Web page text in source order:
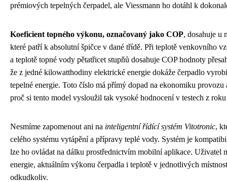
prémiových tepelných čerpadel, ale Viessmann ho dotáhl k
Koeficient topného výkonu, označovaný jako COP, dosahuje u
které patří k absolutní špičce v dané třídě. Při teplotě venkovního
a teplotě topné vody pětatřicet stupňů dosahuje COP hodnoty
že z jedné kilowatthodiny elektrické energie dokáže čerpadlo
tepelné energie. Toto číslo má přímý dopad na ekonomiku
proč si tento model vysloužil tak vysoké hodnocení v testech z
Nesmíme zapomenout ani na inteligentní řídící systém Vitotronic,
celého systému vytápění a přípravy teplé vody. Systém je
lze ho ovládat na dálku prostřednictvím mobilní aplikace. Uživatel
energie, aktuálním výkonu čerpadla i teplotě v jednotlivých
odkudkoliv.